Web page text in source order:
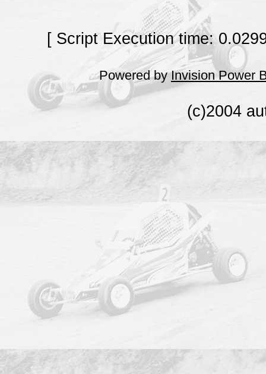
[ Script Execution time:
Powered byInvision Power
(c)2004